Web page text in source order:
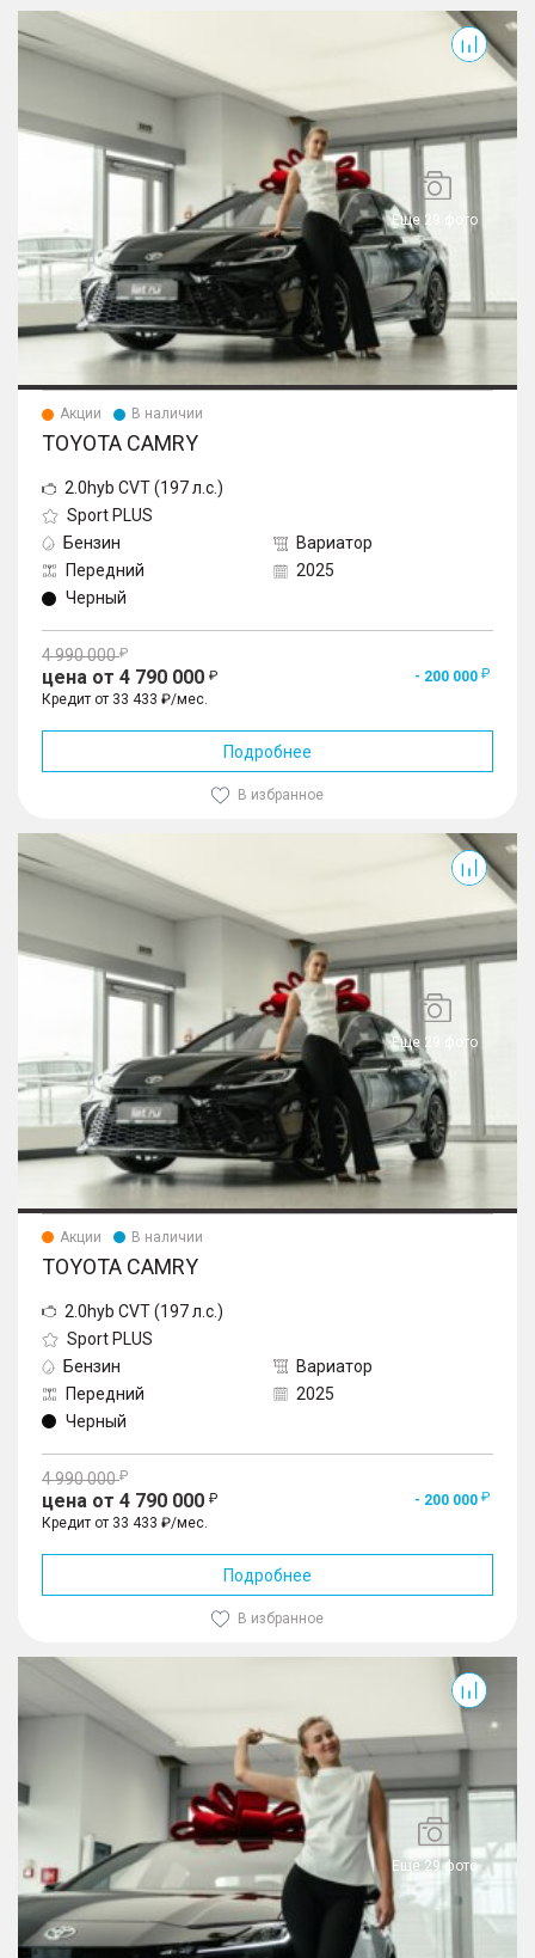
Еще 29 фото
Camry
Акции В наличии
TOYOTA CAMRY
2.0hyb CVT (197 л.с.)
Sport PLUS
Бензин
Вариатор
Передний
2025
Черный
4 990 000
цена от 4 790 000
- 200 000
Кредит от 33 433 ₽/мес.
Подробнее
В избранное
Еще 29 фото
Camry
Акции В наличии
TOYOTA CAMRY
2.0hyb CVT (197 л.с.)
Sport PLUS
Бензин
Вариатор
Передний
2025
Черный
4 990 000
цена от 4 790 000
- 200 000
Кредит от 33 433 ₽/мес.
Подробнее
В избранное
Еще 29 фото
Camry